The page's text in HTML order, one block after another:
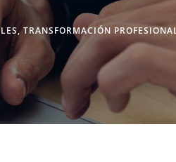
,TRANSFORMACIÓN